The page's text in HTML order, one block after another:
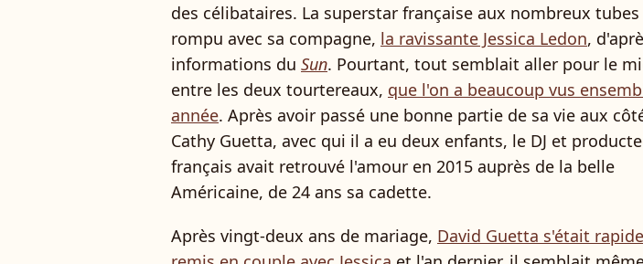
des célibataires. La superstar française aux nombreux
rompu avec sa compagne, la ravissante Jessica Ledon,
informations du Sun. Pourtant, tout semblait aller pour le
entre les deux tourtereaux, que l'on a beaucoup vus
année. Après avoir passé une bonne partie de sa vie aux
Cathy Guetta, avec qui il a eu deux enfants, le DJ et
français avait retrouvé l'amour en 2015 auprès de la belle
Américaine, de 24 ans sa cadette.
Après vingt-deux ans de mariage, David Guetta s'était